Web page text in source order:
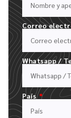
RELLENE
CARGUE
Correo
Whatsapp /
País